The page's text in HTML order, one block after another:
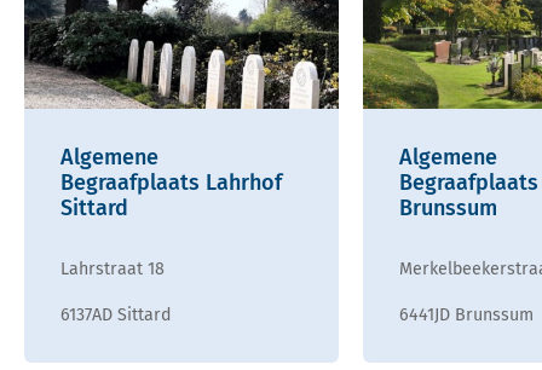
Algemene
Begraafplaats Lahrhof
Sittard
Lahrstraat 18
6137AD Sittard
Algemene
Begraafplaats
Brunssum
6441JD Brunssum